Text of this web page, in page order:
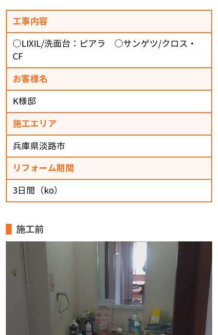
工事内容
○LIXIL/洗面台：ピアラ ○サンゲツ/クロス・
CF
お客様名
K様邸
施工エリア
兵庫県淡路市
リフォーム期間
3日間（ko）
施工前